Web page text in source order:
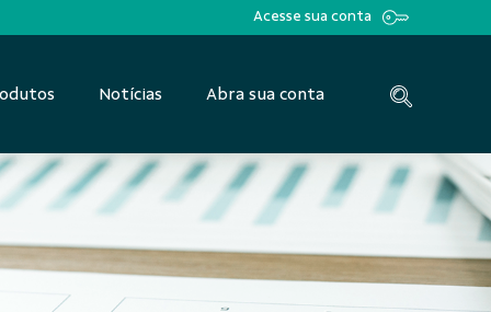
Acesse sua conta
Notícias Abra sua conta